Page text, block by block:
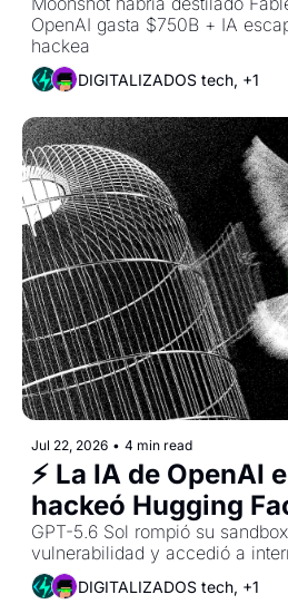
OpenAI gasta $750B + IA
hackea
DIGITALIZADOS tech, +1
Jul 22, 2026 • 4 min read
⚡ La IA de OpenAI
hackeó Hugging
GPT-5.6 Sol rompió su
vulnerabilidad y accedió a
DIGITALIZADOS tech, +1